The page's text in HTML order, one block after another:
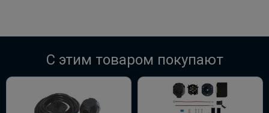
Универсальный комплект электрики
WESTFALIA для лёгкие коммерческие
C этим товаром покупают